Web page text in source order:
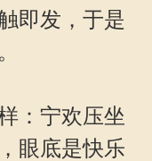
即发，于是
：宁欢压坐
眼底是快乐